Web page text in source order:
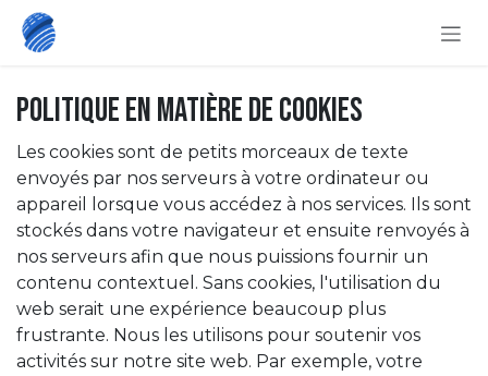
Se rendre au contenu
Politique en matière de cookies
Les cookies sont de petits morceaux de texte
envoyés par nos serveurs à votre ordinateur ou
appareil lorsque vous accédez à nos services. Ils sont
stockés dans votre navigateur et ensuite renvoyés à
nos serveurs afin que nous puissions fournir un
contenu contextuel. Sans cookies, l'utilisation du
web serait une expérience beaucoup plus
frustrante. Nous les utilisons pour soutenir vos
activités sur notre site web. Par exemple, votre